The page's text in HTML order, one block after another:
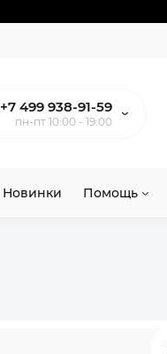
+7 499 938-91-59
пн-пт 10:00 - 19:00
Новинки Помощь